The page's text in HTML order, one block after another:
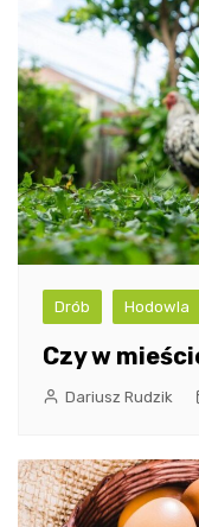
Drób Hodowla
Czy w
Dariusz Rudzik